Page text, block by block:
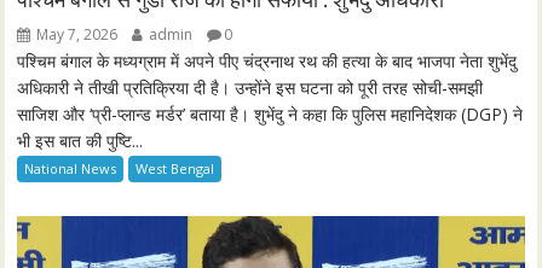
s
l
s
e
May 7, 2026 admin 0
पश्चिम बंगाल के मध्यग्राम में अपने पीए चंद्रनाथ रथ की हत्या के बाद भाजपा नेता शुभेंदु
अधिकारी ने तीखी प्रतिक्रिया दी है। उन्होंने इस घटना को पूरी तरह सोची-समझी
साजिश और ‘प्री-प्लान्ड मर्डर’ बताया है। शुभेंदु ने कहा कि पुलिस महानिदेशक (DGP) ने
भी इस बात की पुष्टि...
National News West Bengal